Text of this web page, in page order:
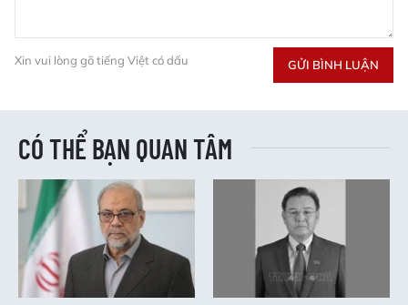
Xin vui lòng gõ tiếng Việt có dấu GỬI BÌNH LUẬN
CÓ THỂ BẠN QUAN TÂM